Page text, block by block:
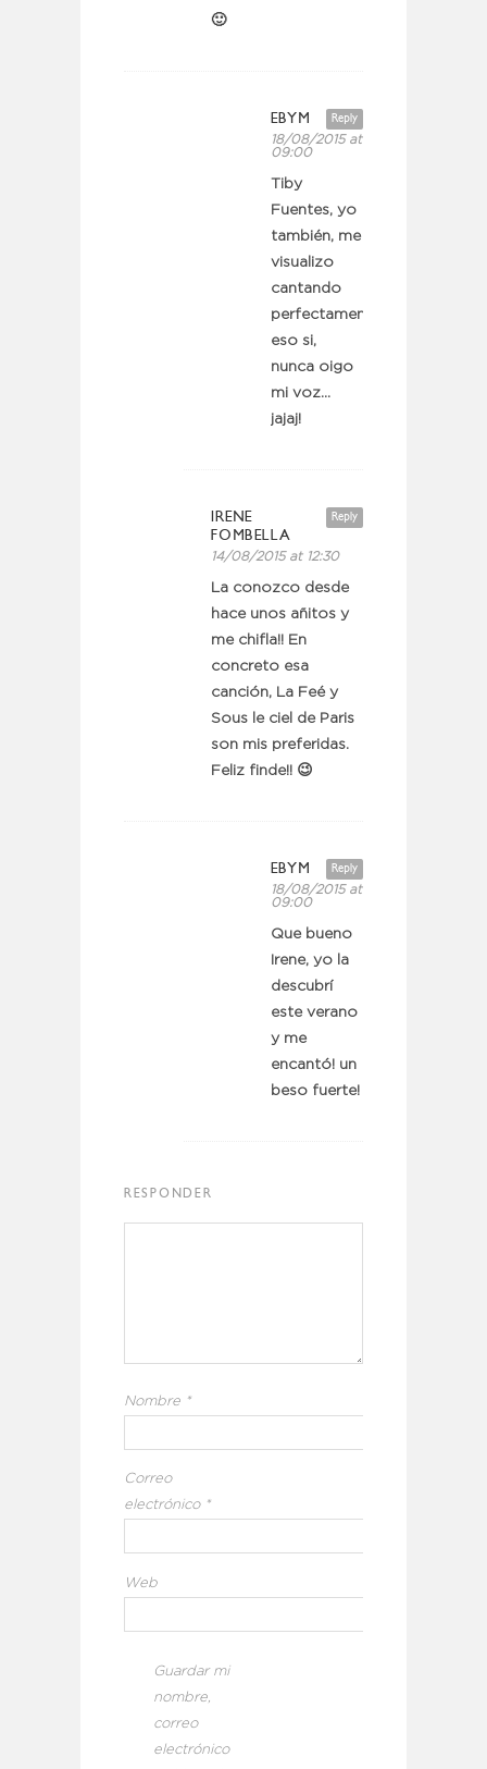
🙂
Reply
EBYM
18/08/2015 at
09:00
Tiby
Fuentes, yo
también, me
visualizo
cantando
perfectamente…
eso si,
nunca oigo
mi voz…
jajaj!
Reply
IRENE
FOMBELLA
14/08/2015 at 12:30
La conozco desde
hace unos añitos y
me chifla!! En
concreto esa
canción, La Feé y
Sous le ciel de Paris
son mis preferidas.
Feliz finde!! 😉
Reply
EBYM
18/08/2015 at
09:00
Que bueno
Irene, yo la
descubrí
este verano
y me
encantó! un
beso fuerte!
RESPONDER
Nombre *
Correo
electrónico *
Web
Guardar mi
nombre,
correo
electrónico